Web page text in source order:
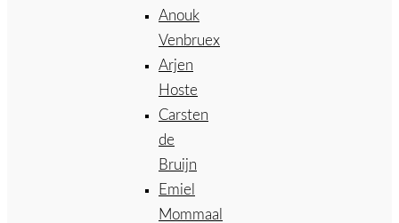
Anouk
Venbruex
Arjen
Hoste
Carsten
de
Bruijn
Emiel
Mommaal